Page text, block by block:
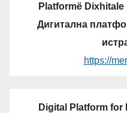
Platformë
Дигитална
https://
Digital Platform for